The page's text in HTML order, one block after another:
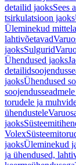
detailid jaoksSees
tsirkulatsioon jaoks
Üleminekud
lahtivõetavad
jaoksSulgurid
Ühendused jaoks
jaoksÜhendused
torudele ja
ühendustele
jaoks
Volex
jaoksÜleminekud
ja ühendused,